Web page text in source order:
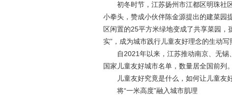
初冬时节，江苏扬州市江都区明珠社
小拳头，赞成小伙伴陈金源提出的建菜园
区闲置的25平方米绿地变成了共享菜园，
实”，成为城市践行儿童友好理念的生动写
自2021年以来，江苏推动南京、无
国家儿童友好城市名单，数量居全国前列。
儿童友好究竟是什么，如何让儿童友
将“一米高度”融入城市肌理